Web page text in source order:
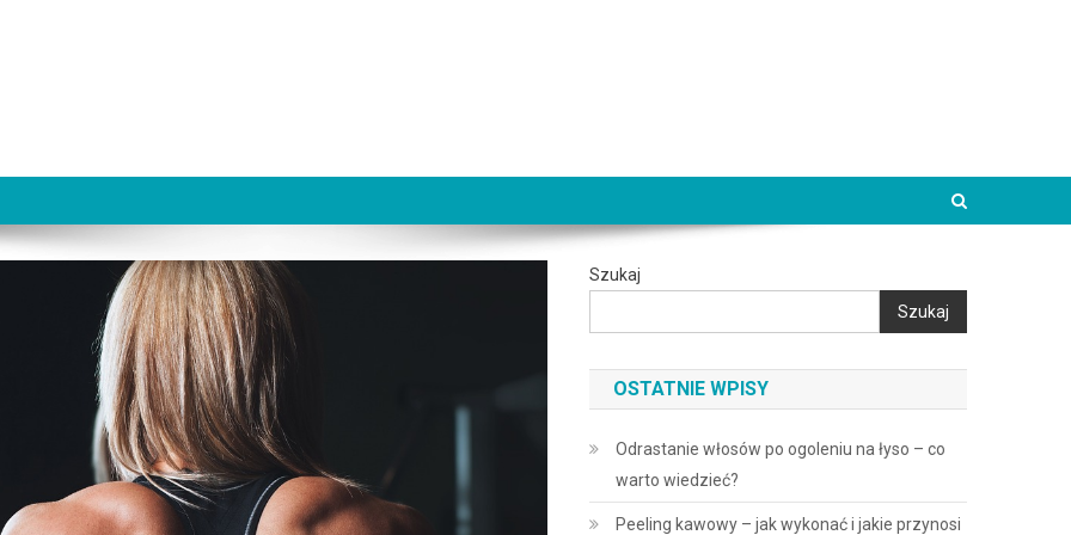
Szukaj
Szukaj
OSTATNIE WPISY
Odrastanie włosów po ogoleniu na łyso – co
warto wiedzieć?
Peeling kawowy – jak wykonać i jakie przynosi